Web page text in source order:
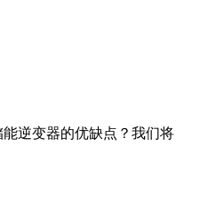
逆变器的优缺点？我们将